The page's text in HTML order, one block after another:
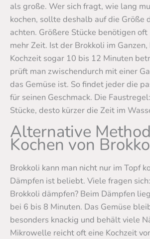
als große. Wer sich fragt, wie lang
kochen, sollte deshalb auf die Größe
achten. Größere Stücke benötigen
mehr Zeit. Ist der Brokkoli im Ganzen,
Kochzeit sogar 10 bis 12 Minuten
prüft man zwischendurch mit einer
das Gemüse ist. So findet jeder die
für seinen Geschmack. Die
Stücke, desto kürzer die Zeit im
Alternative
Kochen von
Brokkoli kann man nicht nur im Topf
Dämpfen ist beliebt. Viele fragen
Brokkoli dämpfen? Beim Dämpfen
bei 6 bis 8 Minuten. Das Gemüse
besonders knackig und behält viele
Mikrowelle reicht oft eine Kochzeit